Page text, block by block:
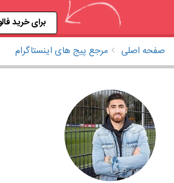
برای خرید
صفحه اصلی مرجع پیج های اینستاگرام